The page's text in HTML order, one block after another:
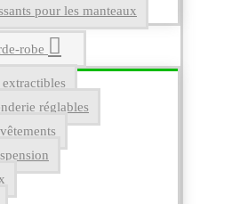
pour les manteaux
robe
réglables